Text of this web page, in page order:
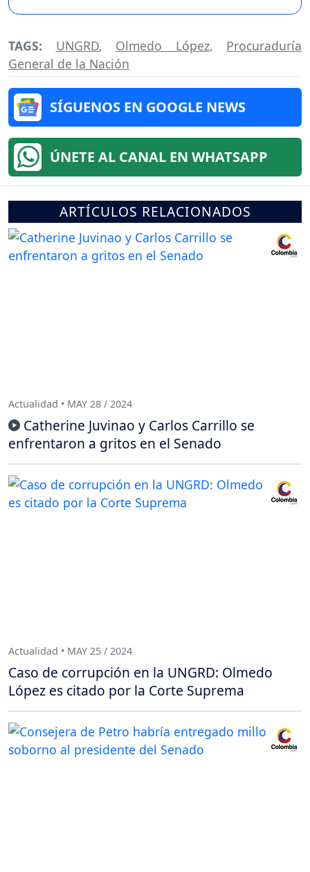
TAGS: UNGRD, Olmedo López, Procuraduría
General de la Nación
SÍGUENOS EN GOOGLE NEWS
ÚNETE AL CANAL EN WHATSAPP
ARTÍCULOS RELACIONADOS
Actualidad • MAY 28 / 2024
Catherine Juvinao y Carlos Carrillo se
enfrentaron a gritos en el Senado
Actualidad • MAY 25 / 2024
Caso de corrupción en la UNGRD: Olmedo
López es citado por la Corte Suprema